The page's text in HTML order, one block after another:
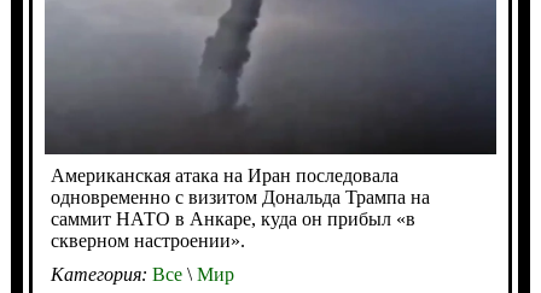
Американская атака на Иран последовала
одновременно с визитом Дональда Трампа на
саммит НАТО в Анкаре, куда он прибыл «в
скверном настроении».
Категория: Все\Мир